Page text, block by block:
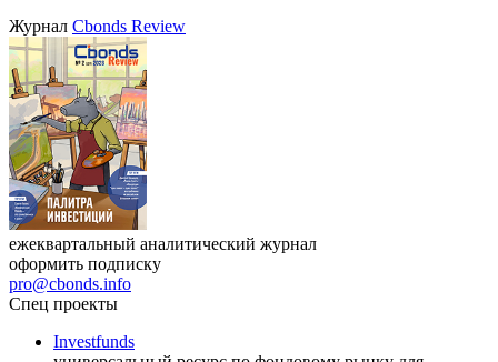
Журнал Cbonds Review
ежеквартальный аналитический журнал
оформить подписку
pro@cbonds.info
Спец проекты
Investfunds